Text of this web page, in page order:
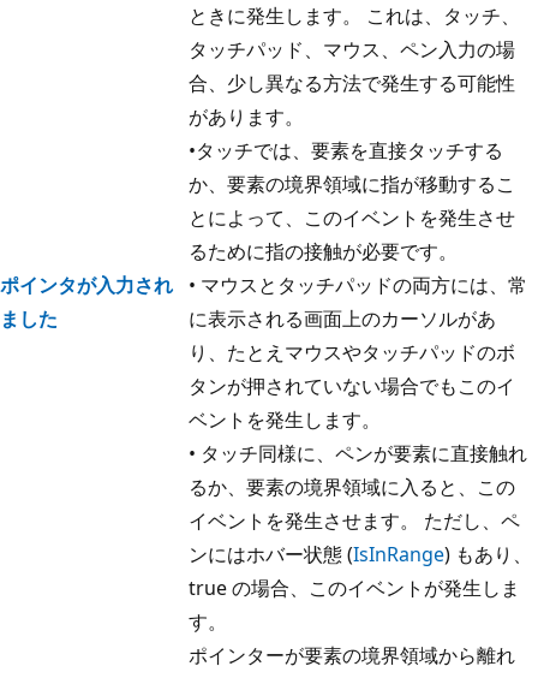
ポインタが入力され
ました
ときに発生します。 これは、タッチ、
タッチパッド、マウス、ペン入力の場
合、少し異なる方法で発生する可能性
があります。
•タッチでは、要素を直接タッチする
か、要素の境界領域に指が移動するこ
とによって、このイベントを発生させ
るために指の接触が必要です。
• マウスとタッチパッドの両方には、常
に表示される画面上のカーソルがあ
り、たとえマウスやタッチパッドのボ
タンが押されていない場合でもこのイ
ベントを発生します。
• タッチ同様に、ペンが要素に直接触れ
るか、要素の境界領域に入ると、この
イベントを発生させます。 ただし、ペ
ンにはホバー状態 (IsInRange) もあり、
true の場合、このイベントが発生しま
す。
ポインターが要素の境界領域から離れ